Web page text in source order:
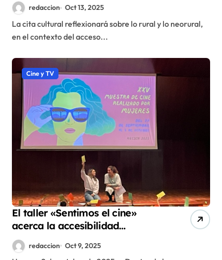
programación musical de la
segunda edición del Festival
Extrarradios
redaccion Oct 13, 2025
La cita cultural reflexionará sobre lo rural y lo neorural,
en el contexto del acceso...
Cine y TV
El taller «Sentimos el cine»
acerca la accesibilidad
audiovisual a escolares de
Huesca en la Muestra de Cine
redaccion Oct 9, 2025